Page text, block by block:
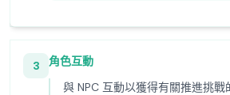
3
角色互動
與 NPC 互動以獲得有關推進挑